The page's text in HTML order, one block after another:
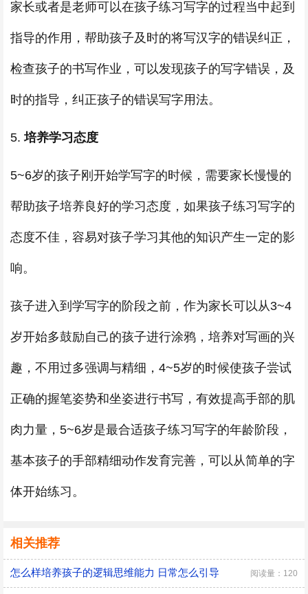
家长或者是老师可以在孩子练习写字的过程当中起到
指导的作用，帮助孩子及时的将写汉字的错误纠正，
检查孩子的书写作业，可以发现孩子的写字错误，及
时的指导，纠正孩子的错误写字用法。
5.培养学习态度
5~6岁的孩子刚开始学写字的时候，需要家长慢慢的
帮助孩子培养良好的学习态度，如果孩子练习写字的
态度不佳，容易对孩子学习其他的知识产生一定的影
响。
孩子进入到学写字的阶段之前，作为家长可以从3~4
岁开始多鼓励自己的孩子进行涂鸦，培养对写画的兴
趣，不用过多强调与精细，4~5岁的时候使孩子尝试
正确的握笔姿势和坐姿进行书写，有效提高手部的肌
肉力量，5~6岁是最合适孩子练习写字的年龄阶段，
基本孩子的手部精细动作发育完善，可以从简单的字
体开始练习。
相关推荐
怎么样培养孩子的逻辑思维能力 日常怎么引导 阅读量：120